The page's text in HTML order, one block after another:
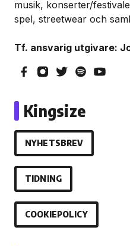
musik, konserter/
spel, streetwear och
Tf. ansvarig utgivare:
Kingsize
NYHETSBREV
TIDNING
COOKIEPOLICY